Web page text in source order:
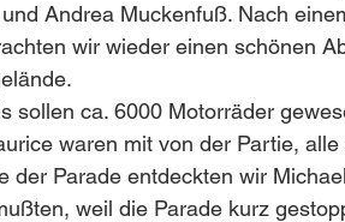
Andrea Muckenfuß. Nach
wir wieder einen schönen
sollen ca. 6000 Motorräder
waren mit von der Partie,
der Parade entdeckten wir
weil die Parade kurz